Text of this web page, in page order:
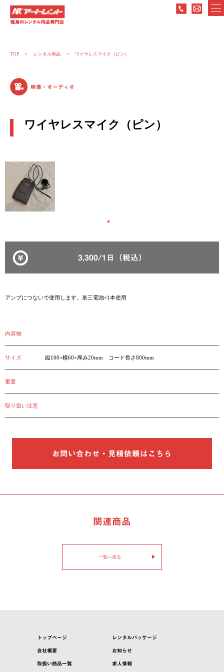
TOP レンタル商品 ワイヤレスマイク（ピン）
映像・オーディオ
ワイヤレスマイク（ピン）
3,300/1日（税込）
アンプにつないで使用します。単三電池×1本使用
内容物
サイズ 縦100×横60×厚み20mm コード長さ800mm
重量
取り扱い注意
お問い合わせ・見積依頼はこちら
関連商品
一覧へ戻る
トップページ レンタルパッケージ
会社概要 お知らせ
取扱い商品一覧 求人情報